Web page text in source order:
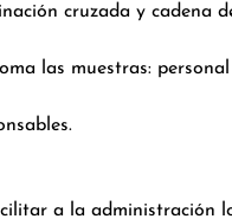
cruzada y cadena
las muestras:
a la administración